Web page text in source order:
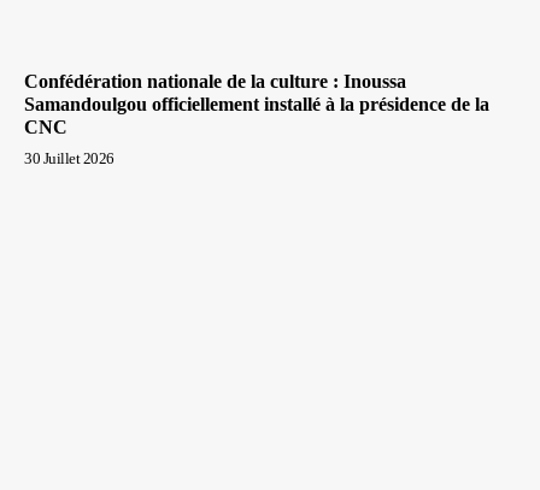
Confédération nationale de la culture : Inoussa
Samandoulgou officiellement installé à la présidence de la
CNC
30 Juillet 2026